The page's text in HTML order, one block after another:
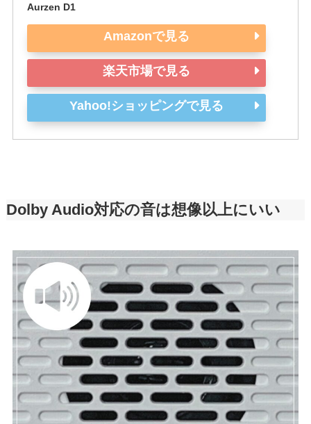
Aurzen D1
Amazonで見る
楽天市場で見る
Yahoo!ショッピングで見る
Dolby Audio対応の音は想像以上にいい